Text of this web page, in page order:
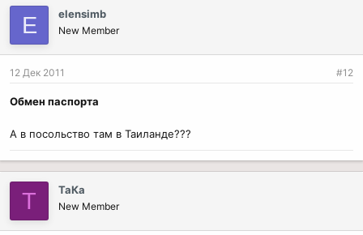
п
а
и
и
E elensimb
New Member
12 Дек 2011 #12
Обмен паспорта
А в посольство там в Таиланде???
Т ТаКа
New Member